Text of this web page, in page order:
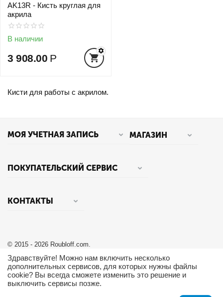
Кисти для работы с акрилом.
AK13R - Кисть круглая для
акрила
В наличии
3 908.00 Р
МОЯ УЧЕТНАЯ ЗАПИСЬ МАГАЗИН
ПОКУПАТЕЛЬСКИЙ СЕРВИС
КОНТАКТЫ
© 2015 - 2026 Roubloff.com.
Здравствуйте! Можно нам включить несколько
дополнительных сервисов, для которых нужны файлы
cookie? Вы всегда сможете изменить это решение и
выключить сервисы позже.